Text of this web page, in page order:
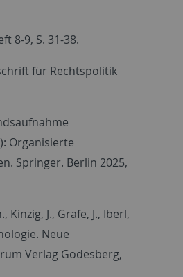
8-9, S. 31-38.
für Rechtspolitik
Organisierte
Springer. Berlin 2025,
Kinzig, J., Grafe, J., Iberl,
Neue
Verlag Godesberg,